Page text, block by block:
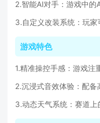
2.智能AI对手：游戏中的
3.自定义改装系统：玩家
游戏特色
1.精准操控手感：游戏注
2.沉浸式音效体验：配备
3.动态天气系统：赛道上